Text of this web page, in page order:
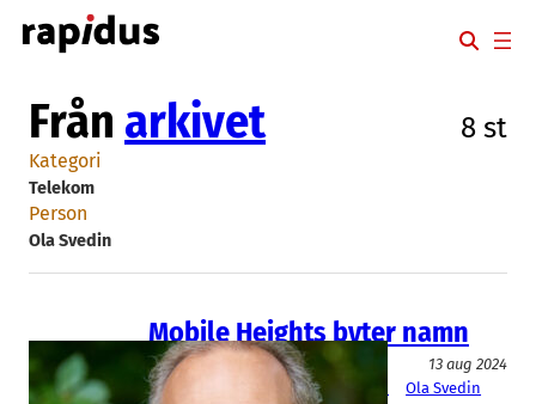
Hoppa
till
Från arkivet 8 st
Kategori
Telekom
Person
Ola Svedin
Mobile Heights byter namn
Telekom
13 aug 2024
Mobile Heights
opentech sweden Ola Svedin